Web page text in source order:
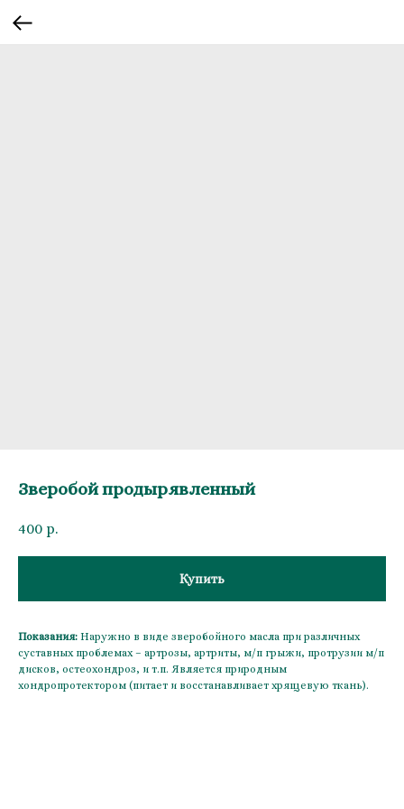
Зверобой продырявленный
400 р.
Купить
Показания: Наружно в виде зверобойного масла при различных
суставных проблемах – артрозы, артриты, м/п грыжи, протрузии м/п
дисков, остеохондроз, и т.п. Является природным
хондропротектором (питает и восстанавливает хрящевую ткань).